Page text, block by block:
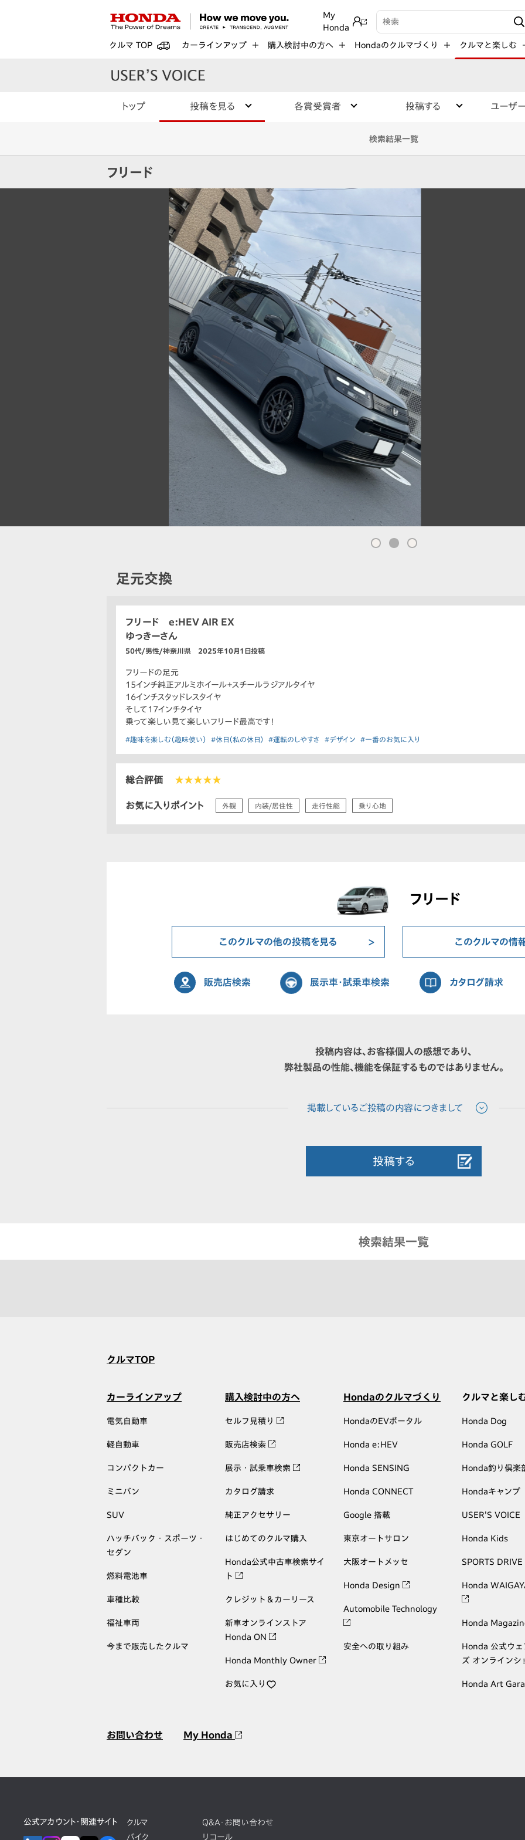
My
Honda
検索キーワード入力
クルマ TOP カーラインアップ 購入検討中の方へ Hondaのクルマづくり クルマと楽しむ
トップ 投稿を見る 各賞受賞者 投稿する ユーザ
検索結果一覧
フリード
足元交換
フリード e:HEV AIR EX
ゆっきーさん
50代/男性/神奈川県 2025年10月1日投稿
フリードの足元
15インチ純正アルミホイール＋スチールラジアルタイヤ
16インチスタッドレスタイヤ
そして17インチタイヤ
乗って楽しい見て楽しいフリード最高です！
#趣味を楽しむ（趣味使い） #休日（私の休日） #運転のしやすさ #デザイン #一番のお気に入り
総合評価 ★★★★★
お気に入りポイント 外観 内装/居住性 走行性能 乗り心地
フリード
このクルマの他の投稿を見る このクルマの情
販売店検索 展示車・試乗車検索 カタログ請求
投稿内容は、お客様個人の感想であり、
弊社製品の性能、機能を保証するものではありません。
投稿する
検索結果一覧
クルマTOP
カーラインアップ
電気自動車
軽自動車
コンパクトカー
ミニバン
SUV
ハッチバック・スポーツ・
セダン
燃料電池車
車種比較
福祉車両
今まで販売したクルマ
購入検討中の方へ
セルフ見積り
販売店検索
展示・試乗車検索
カタログ請求
純正アクセサリー
はじめてのクルマ購入
Honda公式中古車検索サイ
ト
クレジット＆カーリース
新車オンラインストア
Honda ON
Honda Monthly Owner
お気に入り
Hondaのクルマづくり
HondaのEVポータル
Honda e:HEV
Honda SENSING
Honda CONNECT
Google 搭載
東京オートサロン
大阪オートメッセ
Honda Design
Automobile Technology
安全への取り組み
クルマと楽し
Honda Dog
Honda GOLF
Honda釣り倶楽
Hondaキャンプ
USER'S VOICE
Honda Kids
SPORTS DRIVE
Honda
Honda
Honda 公式ウェ
ズ オンラインシ
Honda Art
お問い合わせ My Honda
公式アカウント・関連サイト
クルマ
バイク
Q&A・お問い合わせ
リコール